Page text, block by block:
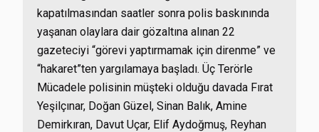
kapatılmasından saatler sonra polis baskınında
yaşanan olaylara dair gözaltına alınan 22
gazeteciyi “görevi yaptırmamak için direnme” ve
“hakaret”ten yargılamaya başladı. Üç Terörle
Mücadele polisinin müşteki olduğu davada Fırat
Yeşilçınar, Doğan Güzel, Sinan Balık, Amine
Demirkıran, Davut Uçar, Elif Aydoğmuş, Reyhan